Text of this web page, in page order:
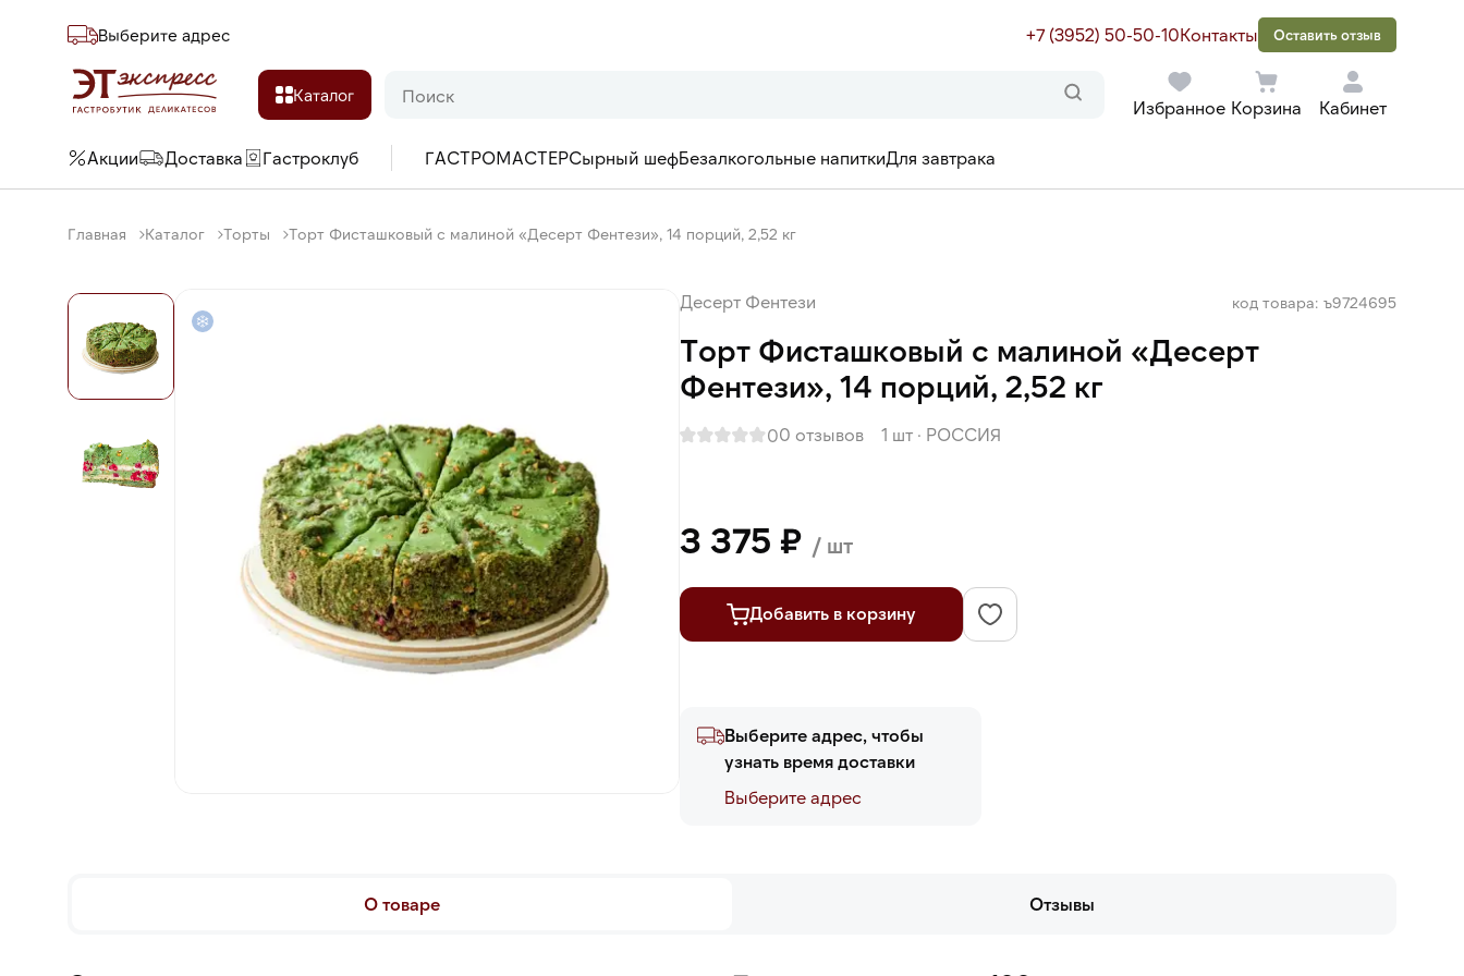
Выберите адреc +7 (3952) 50-50-10Контакты Оставить отзыв
Каталог
Избранное Корзина Кабинет
Акции Доставка Гастроклуб ГАСТРОМАСТЕРСырный шефБезалкогольные напиткиДля завтрака
Главная Каталог Торты Торт Фисташковый с малиной «Десерт Фентези», 14 порций, 2,52 кг
Десерт Фентези код товара: ъ9724695
Торт Фисташковый с малиной «Десерт
Фентези», 14 порций, 2,52 кг
00 отзывов 1 шт · РОССИЯ
3 375 ₽ / шт
Добавить в корзину
Выберите адрес, чтобы
узнать время доставки
Выберите адреc
О товаре Отзывы